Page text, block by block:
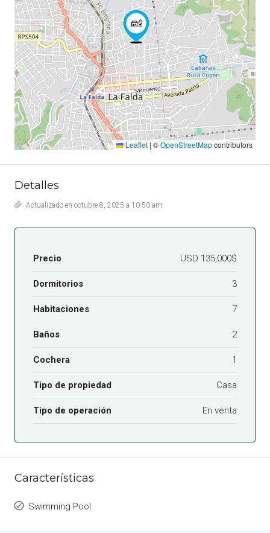
Leaflet | ©OpenStreetMapcontributors
Detalles
Actualizado en octubre 8, 2025 a 10:50 am
Precio USD 135,000$
Dormitorios 3
Habitaciones 7
Baños 2
Cochera 1
Tipo de propiedad Casa
Tipo de operación En venta
Características
Swimming Pool